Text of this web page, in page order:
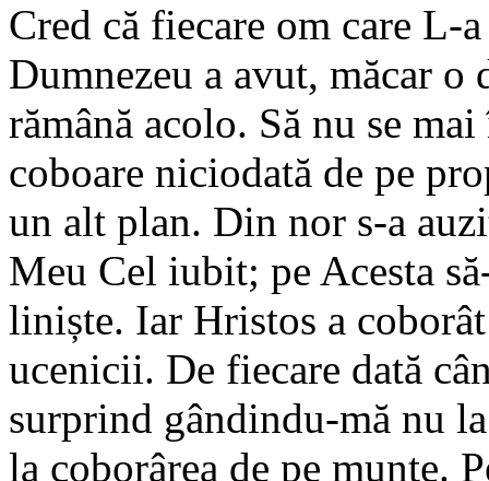
Cred că fiecare om care L-
Dumnezeu a avut, măcar o
rămână acolo. Să nu se
coboare niciodată de pe
un alt plan. Din nor s-a
Meu Cel iubit; pe Acesta
liniște. Iar Hristos a
ucenicii. De fiecare dată
surprind gândindu-mă nu
la coborârea de pe munte.